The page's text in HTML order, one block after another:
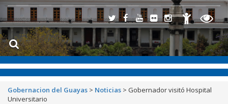
Gobernacion del Guayas > Noticias > Gobernador visitó Hospital
Universitario